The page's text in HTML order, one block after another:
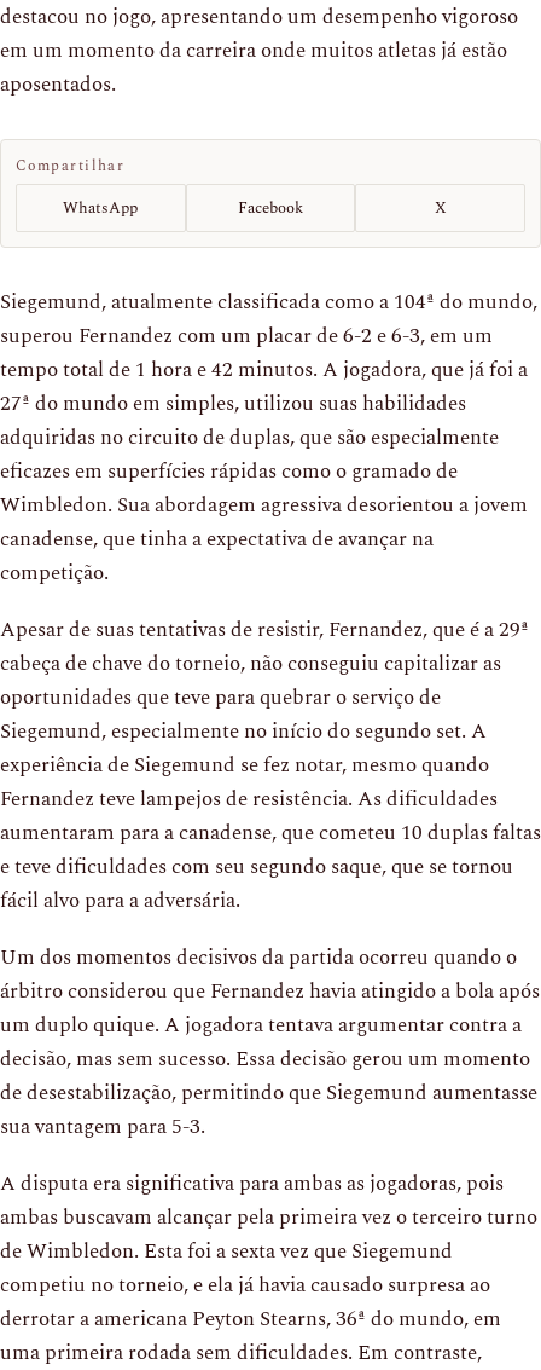
destacou no jogo, apresentando um desempenho vigoroso
em um momento da carreira onde muitos atletas já estão
aposentados.
Compartilhar
WhatsApp Facebook X
Siegemund, atualmente classificada como a 104ª do mundo,
superou Fernandez com um placar de 6-2 e 6-3, em um
tempo total de 1 hora e 42 minutos. A jogadora, que já foi a
27ª do mundo em simples, utilizou suas habilidades
adquiridas no circuito de duplas, que são especialmente
eficazes em superfícies rápidas como o gramado de
Wimbledon. Sua abordagem agressiva desorientou a jovem
canadense, que tinha a expectativa de avançar na
competição.
Apesar de suas tentativas de resistir, Fernandez, que é a 29ª
cabeça de chave do torneio, não conseguiu capitalizar as
oportunidades que teve para quebrar o serviço de
Siegemund, especialmente no início do segundo set. A
experiência de Siegemund se fez notar, mesmo quando
Fernandez teve lampejos de resistência. As dificuldades
aumentaram para a canadense, que cometeu 10 duplas faltas
e teve dificuldades com seu segundo saque, que se tornou
fácil alvo para a adversária.
Um dos momentos decisivos da partida ocorreu quando o
árbitro considerou que Fernandez havia atingido a bola após
um duplo quique. A jogadora tentava argumentar contra a
decisão, mas sem sucesso. Essa decisão gerou um momento
de desestabilização, permitindo que Siegemund aumentasse
sua vantagem para 5-3.
A disputa era significativa para ambas as jogadoras, pois
ambas buscavam alcançar pela primeira vez o terceiro turno
de Wimbledon. Esta foi a sexta vez que Siegemund
competiu no torneio, e ela já havia causado surpresa ao
derrotar a americana Peyton Stearns, 36ª do mundo, em
uma primeira rodada sem dificuldades. Em contraste,